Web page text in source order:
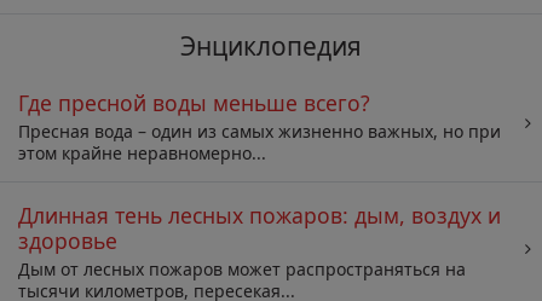
Энциклопедия
Где пресной воды меньше всего?
Пресная вода – один из самых жизненно важных, но при
этом крайне неравномерно...
Длинная тень лесных пожаров: дым, воздух и
здоровье
Дым от лесных пожаров может распространяться на
тысячи километров, пересекая...